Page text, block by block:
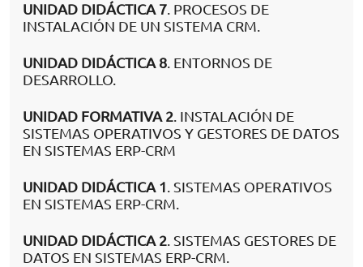
UNIDAD DIDÁCTICA 7. PROCESOS DE
INSTALACIÓN DE UN SISTEMA CRM.
UNIDAD DIDÁCTICA 8. ENTORNOS DE
DESARROLLO.
UNIDAD FORMATIVA 2. INSTALACIÓN DE
SISTEMAS OPERATIVOS Y GESTORES DE DATOS
EN SISTEMAS ERP-CRM
UNIDAD DIDÁCTICA 1. SISTEMAS OPERATIVOS
EN SISTEMAS ERP-CRM.
UNIDAD DIDÁCTICA 2. SISTEMAS GESTORES DE
DATOS EN SISTEMAS ERP-CRM.